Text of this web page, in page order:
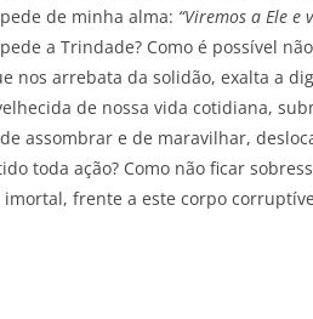
de minha alma: “Viremos a Ele e
a Trindade? Como é possível
nos arrebata da solidão, exalta a
de nossa vida cotidiana,
assombrar e de maravilhar,
toda ação? Como não ficar
frente a este corpo